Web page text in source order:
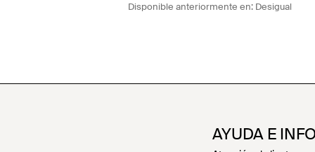
Disponible anteriormente en: Desigual
AYUDA E